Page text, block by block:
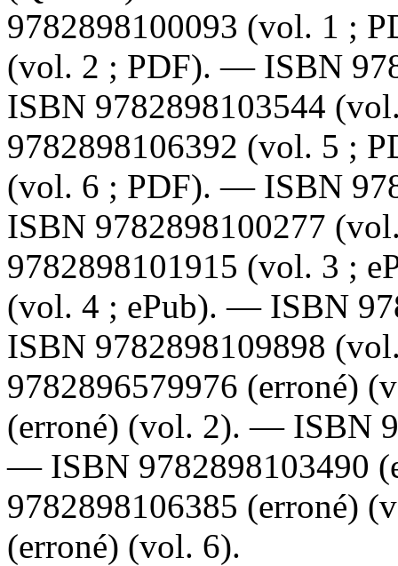
9782898100093 (vol. 1 ;
(vol. 2 ; PDF). — ISBN
ISBN 9782898103544
9782898106392 (vol. 5 ;
(vol. 6 ; PDF). — ISBN
ISBN 9782898100277
9782898101915 (vol. 3 ;
(vol. 4 ; ePub). — ISBN
ISBN 9782898109898
9782896579976 (erroné)
(erroné) (vol. 2). — ISBN
— ISBN 9782898103490
9782898106385 (erroné)
(erroné) (vol. 6).